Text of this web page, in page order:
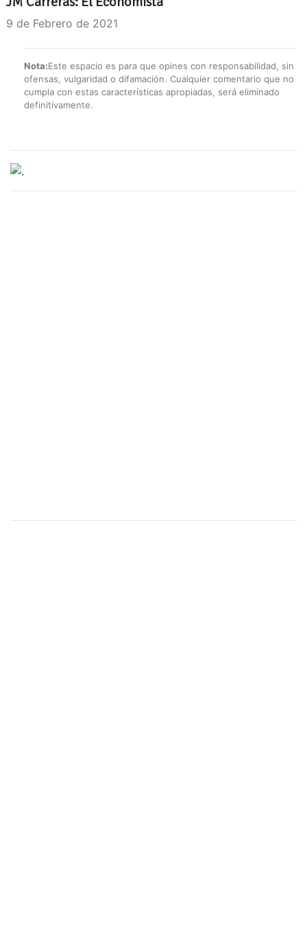
9 de Febrero de 2021
Nota:Este espacio es para que opines con responsabilidad, sin
ofensas, vulgaridad o difamación. Cualquier comentario que no
cumpla con estas características apropiadas, será eliminado
definitivamente.